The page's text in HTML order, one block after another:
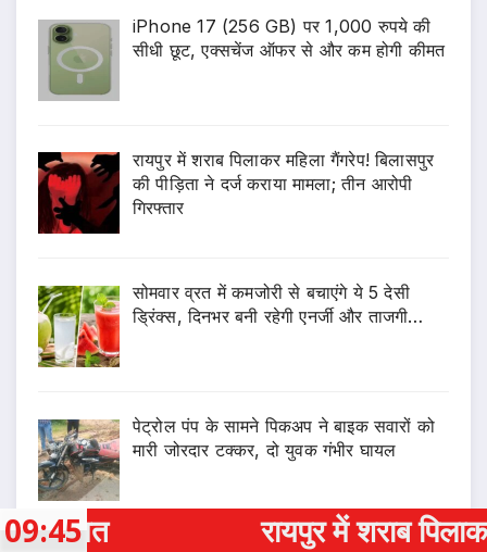
iPhone 17 (256 GB) पर 1,000 रुपये की
सीधी छूट, एक्सचेंज ऑफर से और कम होगी कीमत
रायपुर में शराब पिलाकर महिला गैंगरेप! बिलासपुर
की पीड़िता ने दर्ज कराया मामला; तीन आरोपी
गिरफ्तार
सोमवार व्रत में कमजोरी से बचाएंगे ये 5 देसी
ड्रिंक्स, दिनभर बनी रहेगी एनर्जी और ताजगी…
पेट्रोल पंप के सामने पिकअप ने बाइक सवारों को
मारी जोरदार टक्कर, दो युवक गंभीर घायल
रायपुर में शराब पिलाकर महिला गैंगरेप!
09:45